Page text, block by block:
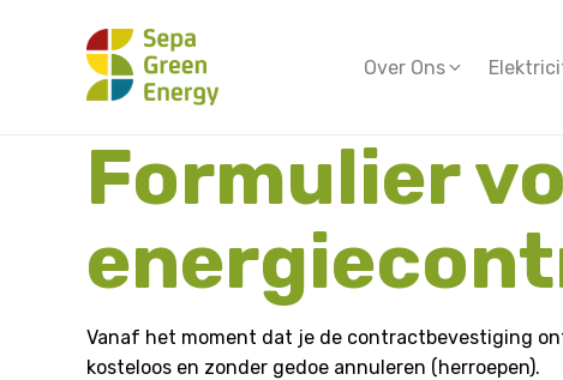
Over Ons
Formulier
Vanaf het moment dat je de contractbevestiging
kosteloos en zonder gedoe annuleren (herroepen).